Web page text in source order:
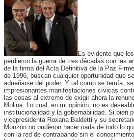
Es evidente que
perdieron la guerra de tres décadas con las
de la firma del Acta Definitiva de la Paz
de 1996, buscan cualquier oportunidad que
adueñarse del poder. Y tal como se temía,
impresionantes manifestaciones cívicas
las cosas al extremo de exigir ahora la
Molina. Lo cual, en mi opinión, no es
institucionalidad y la gobernabilidad. Si bien
vicepresidenta Roxana Baldetti y su
Monzón no pudieron hacer nada de todo lo
con la red de contrabando sin el